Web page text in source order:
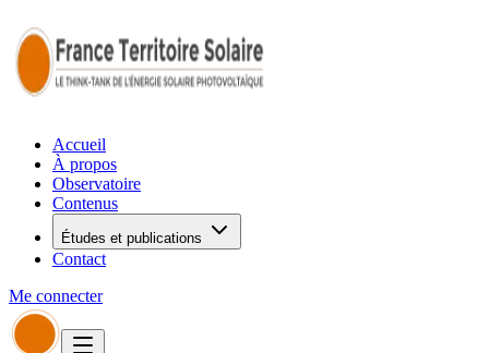
Accueil
À propos
Observatoire
Contenus
Études et publications
Contact
Me connecter